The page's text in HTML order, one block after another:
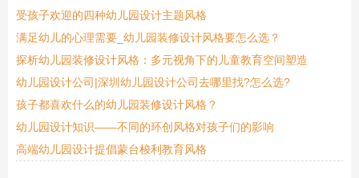
受孩子欢迎的四种幼儿园设计主题风格
满足幼儿的心理需要_幼儿园装修设计风格要怎么选？
探析幼儿园装修设计风格：多元视角下的儿童教育空间塑造
幼儿园设计公司|深圳幼儿园设计公司去哪里找?怎么选?
孩子都喜欢什么的幼儿园装修设计风格？
幼儿园设计知识——不同的环创风格对孩子们的影响
高端幼儿园设计提倡蒙台梭利教育风格